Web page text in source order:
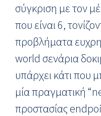
σύγκριση με τον
που είναι 6,
προβλήματα
world σενάρια
υπάρχει κάτι που
μία πραγματική
προστασίας